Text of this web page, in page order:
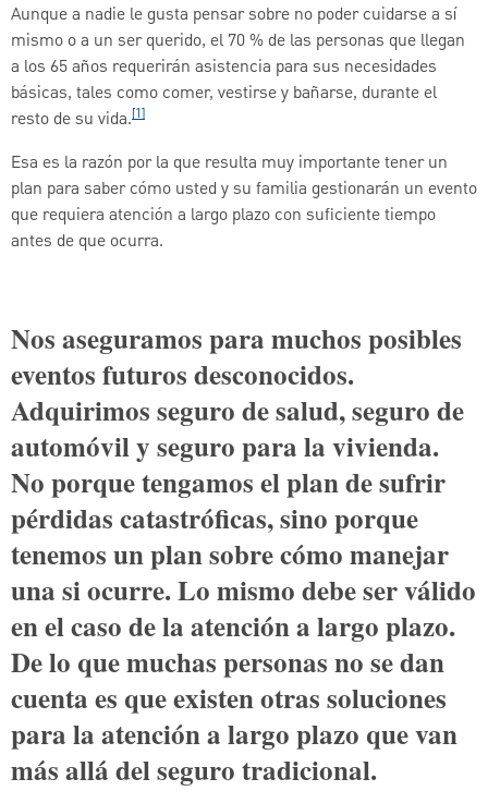
Aunque a nadie le gusta pensar sobre no poder cuidarse a sí
mismo o a un ser querido, el 70 % de las personas que llegan
a los 65 años requerirán asistencia para sus necesidades
básicas, tales como comer, vestirse y bañarse, durante el
resto de su vida.[1]
Esa es la razón por la que resulta muy importante tener un
plan para saber cómo usted y su familia gestionarán un evento
que requiera atención a largo plazo con suficiente tiempo
antes de que ocurra.
Nos aseguramos para muchos posibles
eventos futuros desconocidos.
Adquirimos seguro de salud, seguro de
automóvil y seguro para la vivienda.
No porque tengamos el plan de sufrir
pérdidas catastróficas, sino porque
tenemos un plan sobre cómo manejar
una si ocurre. Lo mismo debe ser válido
en el caso de la atención a largo plazo.
De lo que muchas personas no se dan
cuenta es que existen otras soluciones
para la atención a largo plazo que van
más allá del seguro tradicional.